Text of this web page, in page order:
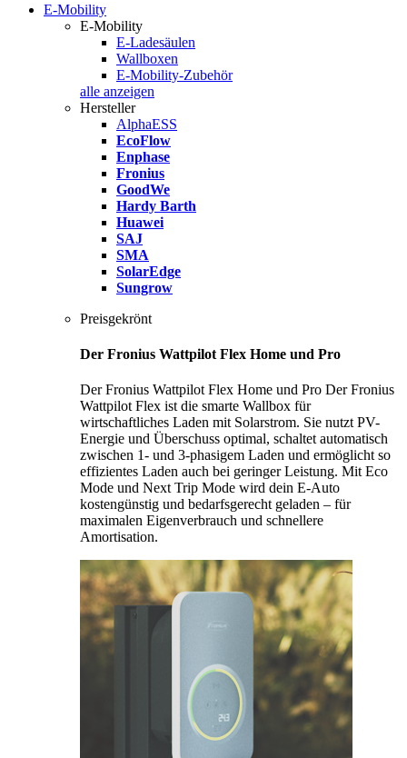
E-Mobility
E-Mobility
E-Ladesäulen
Wallboxen
E-Mobility-Zubehör
alle anzeigen
Hersteller
AlphaESS
EcoFlow
Enphase
Fronius
GoodWe
Hardy Barth
Huawei
SAJ
SMA
SolarEdge
Sungrow
Preisgekrönt
Der Fronius Wattpilot Flex Home und Pro
Der Fronius Wattpilot Flex Home und Pro Der Fronius
Wattpilot Flex ist die smarte Wallbox für
wirtschaftliches Laden mit Solarstrom. Sie nutzt PV-
Energie und Überschuss optimal, schaltet automatisch
zwischen 1- und 3-phasigem Laden und ermöglicht so
effizientes Laden auch bei geringer Leistung. Mit Eco
Mode und Next Trip Mode wird dein E-Auto
kostengünstig und bedarfsgerecht geladen – für
maximalen Eigenverbrauch und schnellere
Amortisation.